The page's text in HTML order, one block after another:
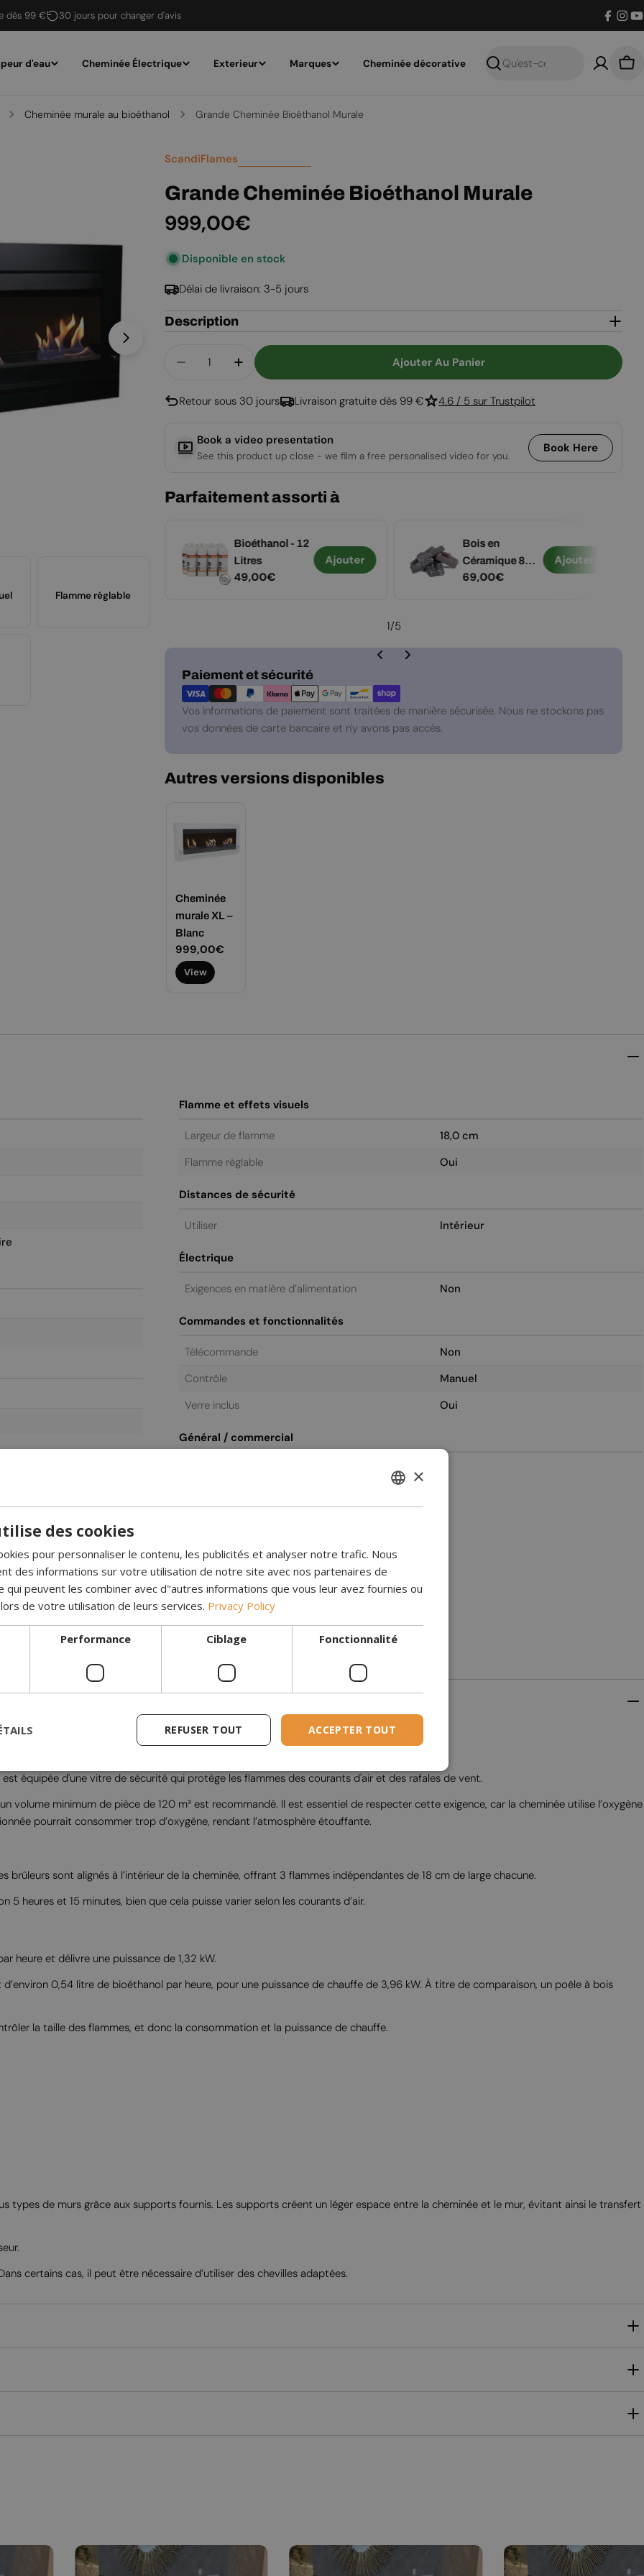
dès 99 € 30 jours pour changer d'avis
d'eau Cheminée Électrique Exterieur Marques Cheminée décorative
Recherche
Cheminée murale au bioéthanol Grande Cheminée Bioéthanol Murale
Ouvrir le média 1 en mode modal Ouvrir le média
Flamme réglable
ScandiFlames
Grande Cheminée Bioéthanol Murale
Prix
régulier
999,00€
Disponible en stock
Délai de livraison: 3-5 jours
Description
Diminuer La Quantité Pour Grande Cheminée Bioéthanol Murale
Augmenter La Quantité Pour Grande Cheminée Bioéthanol
Ajouter Au Panier
Retour sous 30 jours Livraison gratuite dès 99 € 4.6 / 5 sur Trustpilot
Book a video presentation
See this product up close - we film a free personalised video for you.
Book Here
Parfaitement assorti à
​​
Bioéthanol - 12
Litres
Prix
49,00€
Ajouter
Bois en
Céramique 8
pièces.
Prix
69,00€
Ajouter
1/5
Paiement et sécurité
Modes
de
paiement
Vos informations de paiement sont traitées de manière sécurisée. Nous ne stockons pas
vos données de carte bancaire et n'y avons pas accès.
Autres versions disponibles
Cheminée
murale XL –
Blanc
Prix
régulier
999,00€
View
Flamme et effets visuels
Largeur de flamme
18,0 cm
Flamme réglable
Oui
Distances de sécurité
Utiliser Intérieur
Électrique
Exigences en matière d’alimentation Non
Commandes et fonctionnalités
Télécommande
Non
Contrôle
Manuel
Verre inclus
Oui
Général / commercial
équipée d'une vitre de sécurité qui protège les flammes des courants d'air et des rafales de vent.
volume minimum de pièce de 120 m³ est recommandé. Il est essentiel de respecter cette exigence, car la cheminée utilise l’oxygène
pourrait consommer trop d’oxygène, rendant l’atmosphère étouffante.
brûleurs sont alignés à l’intérieur de la cheminée, offrant 3 flammes indépendantes de 18 cm de large chacune.
heures et 15 minutes, bien que cela puisse varier selon les courants d’air.
heure et délivre une puissance de 1,32 kW.
0,54 litre de bioéthanol par heure, pour une puissance de chauffe de 3,96 kW. À titre de comparaison, un poêle à bois
la taille des flammes, et donc la consommation et la puissance de chauffe.
de murs grâce aux supports fournis. Les supports créent un léger espace entre la cheminée et le mur, évitant ainsi le transfert
certains cas, il peut être nécessaire d’utiliser des chevilles adaptées.
CZECH
DUTCH
FRENCH
IRISH
POLISH
ROMANIAN
TURKISH
×
des cookies
pour personnaliser le contenu, les publicités et analyser notre trafic. Nous
des informations sur votre utilisation de notre site avec nos partenaires de
qui peuvent les combiner avec d"autres informations que vous leur avez fournies ou
de votre utilisation de leurs services. Privacy Policy
Performance Ciblage Fonctionnalité
ACCEPTER TOUT
REFUSER TOUT